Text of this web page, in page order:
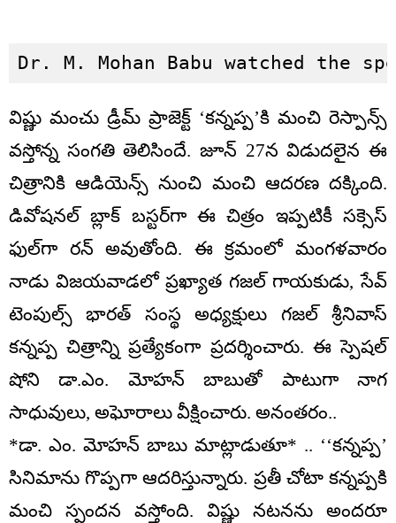
Dr. M. Mohan Babu watched the
విష్ణు మంచు డ్రీమ్ ప్రాజెక్ట్ ‘కన్నప్ప’కి మంచి రెస్పాన్స్
వస్తోన్న సంగతి తెలిసిందే. జూన్ 27న విడుదలైన ఈ
చిత్రానికి ఆడియెన్స్ నుంచి మంచి ఆదరణ దక్కింది.
డివోషనల్ బ్లాక్ బస్టర్‌గా ఈ చిత్రం ఇప్పటికీ సక్సెస్
ఫుల్‌గా రన్ అవుతోంది. ఈ క్రమంలో మంగళవారం
నాడు విజయవాడలో ప్రఖ్యాత గజల్ గాయకుడు, సేవ్
టెంపుల్స్ భారత్ సంస్థ అధ్యక్షులు గజల్ శ్రీనివాస్
కన్నప్ప చిత్రాన్ని ప్రత్యేకంగా ప్రదర్శించారు. ఈ స్పెషల్
షోని డా.ఎం. మోహన్ బాబుతో పాటుగా నాగ
సాధువులు, అఘోరాలు వీక్షించారు. అనంతరం..
*డా. ఎం. మోహన్ బాబు మాట్లాడుతూ* .. ‘‘కన్నప్ప’
సినిమాను గొప్పగా ఆదరిస్తున్నారు. ప్రతీ చోటా కన్నప్పకి
మంచి స్పందన వస్తోంది. విష్ణు నటనను అందరూ